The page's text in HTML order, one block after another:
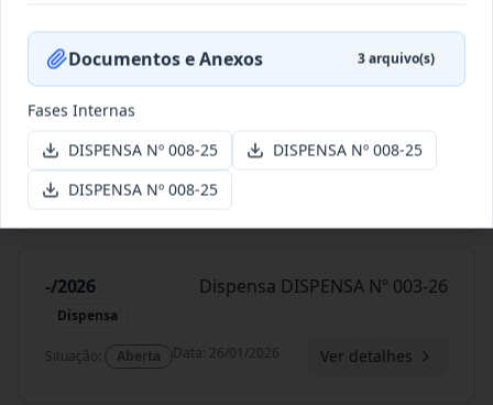
-/2026
Dispensa
Situação: Aberta Data:26/01/2026
-/2026
Dispensa
Dispensa DISPENSA Nº 003-26
Situação: Aberta Data: 26/01/2026 Ver detalhes
Documentos e Anexos 3arquivo(s)
Fases Internas
DISPENSA Nº 008-25
DISPENSA Nº 008-25
DISPENSA Nº 008-25